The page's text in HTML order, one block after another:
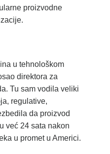
proizvodne
u tehnološkom
direktora za
Tu sam vodila veliki
regulative,
da proizvod
već 24 sata nakon
u promet u Americi.